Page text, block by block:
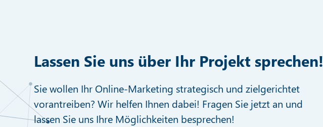
Lassen Sie uns über Ihr Projekt sprechen!
Sie wollen Ihr Online-Marketing strategisch und zielgerichtet
vorantreiben? Wir helfen Ihnen dabei! Fragen Sie jetzt an und
lassen Sie uns Ihre Möglichkeiten besprechen!